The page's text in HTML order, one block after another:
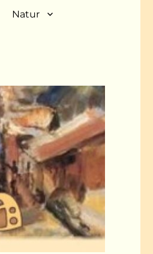
Natur